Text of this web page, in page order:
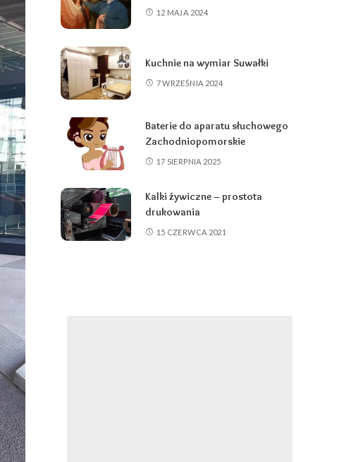
12 MAJA 2024
Kuchnie na wymiar Suwałki
7 WRZEŚNIA 2024
Baterie do aparatu słuchowego
Zachodniopomorskie
17 SIERPNIA 2025
Kalki żywiczne – prostota
drukowania
15 CZERWCA 2021